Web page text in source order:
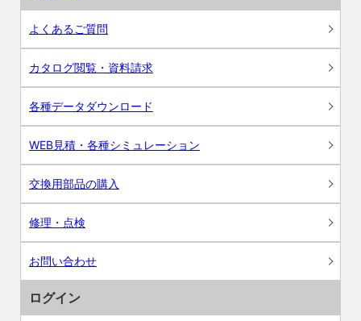
よくあるご質問
カタログ閲覧・資料請求
各種データダウンロード
WEB見積・各種シミュレーション
交換用部品の購入
修理・点検
お問い合わせ
ログイン